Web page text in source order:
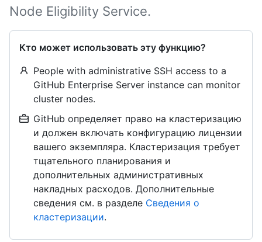
Node Eligibility Service.
Кто может использовать эту функцию?
People with administrative SSH access to a
GitHub Enterprise Server instance can monitor
cluster nodes.
GitHub определяет право на кластеризацию
и должен включать конфигурацию лицензии
вашего экземпляра. Кластеризация требует
тщательного планирования и
дополнительных административных
накладных расходов. Дополнительные
сведения см. в разделе Сведения о
кластеризации.